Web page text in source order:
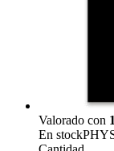
Valorado con
En stock